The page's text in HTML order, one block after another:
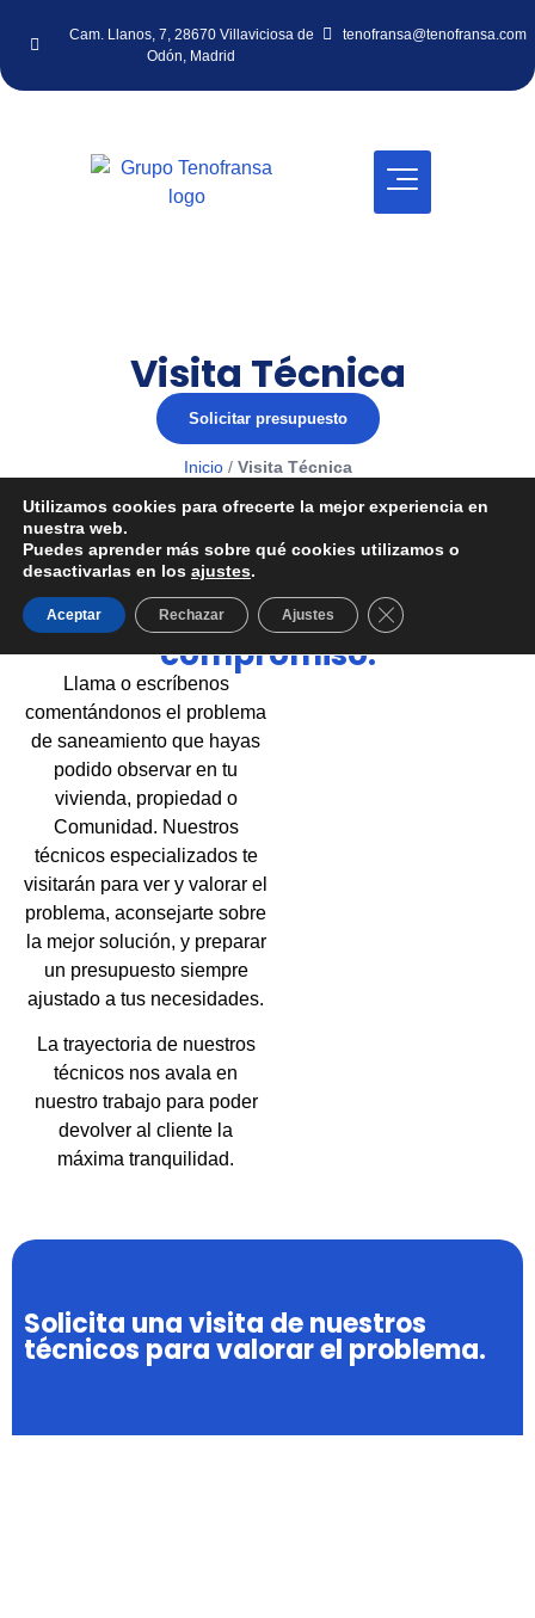
Cam. Llanos, 7, 28670 Villaviciosa de
Odón, Madrid
tenofransa@tenofransa.com
Visita Técnica
Solicitar presupuesto
Inicio/ Visita Técnica
Solicita presupuesto sin
compromiso.
Llama o escríbenos
comentándonos el problema
de saneamiento que hayas
podido observar en tu
vivienda, propiedad o
Comunidad. Nuestros
técnicos especializados te
visitarán para ver y valorar el
problema, aconsejarte sobre
la mejor solución, y preparar
un presupuesto siempre
ajustado a tus necesidades.
La trayectoria de nuestros
técnicos nos avala en
nuestro trabajo para poder
devolver al cliente la
máxima tranquilidad.
Solicita una visita de nuestros
técnicos para valorar el problema.
Utilizamos cookies para ofrecerte la mejor experiencia en
nuestra web.
Puedes aprender más sobre qué cookies utilizamos o
desactivarlas en los ajustes.
Aceptar Rechazar Ajustes Cerrar el banner